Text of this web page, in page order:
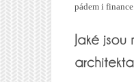
pádem i finance.